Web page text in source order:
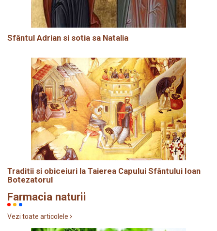
Sfântul Adrian si sotia sa Natalia
Traditii si obiceiuri la Taierea Capului Sfântului Ioan
Botezatorul
Farmacia naturii
Vezi toate articolele